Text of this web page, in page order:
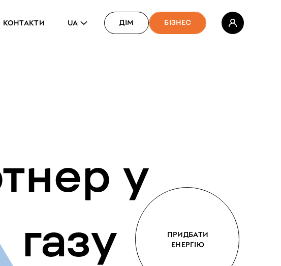
КОНТАКТИ UA ДІМ БІЗНЕС
у
газу
ПРИДБАТИ
ЕНЕРГІЮ